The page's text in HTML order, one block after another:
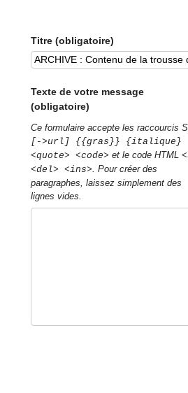
Titre (obligatoire)
Texte de votre message
(obligatoire)
Ce formulaire accepte les raccourcis
[->url] {{gras}} {italique}
<quote> <code> et le code HTML
<del> <ins>. Pour créer des
paragraphes, laissez simplement des
lignes vides.